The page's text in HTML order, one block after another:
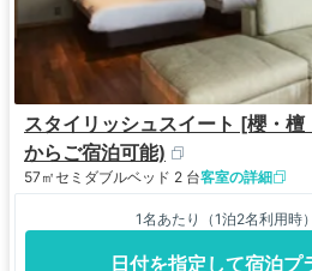
スタイリッシュスイート [櫻・
からご宿泊可能)
57㎡セミダブルベッド 2 台客室の詳細
1名あたり（1泊2名利用時）
日付を指定して宿泊プ